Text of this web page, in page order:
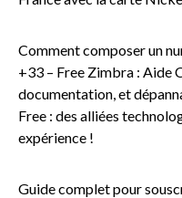
Comment composer un
+33 – Free Zimbra : Aide
documentation, et
Free : des alliées
expérience !
Guide complet pour